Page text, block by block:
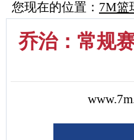
您现在的位置： 7M篮
乔治：常规